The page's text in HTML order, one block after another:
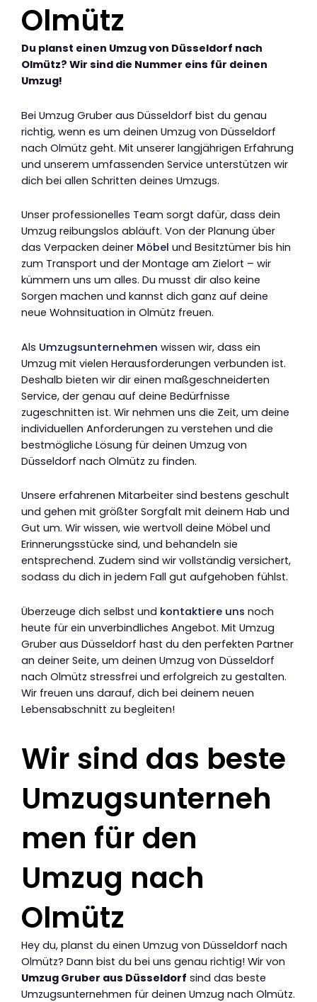
Olmütz
Du planst einen Umzug von Düsseldorf nach
Olmütz? Wir sind die Nummer eins für deinen
Umzug!
Bei Umzug Gruber aus Düsseldorf bist du genau
richtig, wenn es um deinen Umzug von Düsseldorf
nach Olmütz geht. Mit unserer langjährigen Erfahrung
und unserem umfassenden Service unterstützen wir
dich bei allen Schritten deines Umzugs.
Unser professionelles Team sorgt dafür, dass dein
Umzug reibungslos abläuft. Von der Planung über
das Verpacken deiner Möbel und Besitztümer bis hin
zum Transport und der Montage am Zielort – wir
kümmern uns um alles. Du musst dir also keine
Sorgen machen und kannst dich ganz auf deine
neue Wohnsituation in Olmütz freuen.
Als Umzugsunternehmen wissen wir, dass ein
Umzug mit vielen Herausforderungen verbunden ist.
Deshalb bieten wir dir einen maßgeschneiderten
Service, der genau auf deine Bedürfnisse
zugeschnitten ist. Wir nehmen uns die Zeit, um deine
individuellen Anforderungen zu verstehen und die
bestmögliche Lösung für deinen Umzug von
Düsseldorf nach Olmütz zu finden.
Unsere erfahrenen Mitarbeiter sind bestens geschult
und gehen mit größter Sorgfalt mit deinem Hab und
Gut um. Wir wissen, wie wertvoll deine Möbel und
Erinnerungsstücke sind, und behandeln sie
entsprechend. Zudem sind wir vollständig versichert,
sodass du dich in jedem Fall gut aufgehoben fühlst.
Überzeuge dich selbst und kontaktiere uns noch
heute für ein unverbindliches Angebot. Mit Umzug
Gruber aus Düsseldorf hast du den perfekten Partner
an deiner Seite, um deinen Umzug von Düsseldorf
nach Olmütz stressfrei und erfolgreich zu gestalten.
Wir freuen uns darauf, dich bei deinem neuen
Lebensabschnitt zu begleiten!
Wir sind das beste
Umzugsunterneh
men für den
Umzug nach
Olmütz
Hey du, planst du einen Umzug von Düsseldorf nach
Olmütz? Dann bist du bei uns genau richtig! Wir von
Umzug Gruber aus Düsseldorf sind das beste
Umzugsunternehmen für deinen Umzug nach Olmütz.